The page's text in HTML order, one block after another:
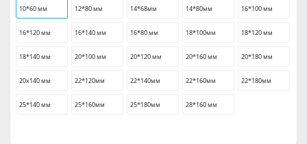
10*60 мм 12*80 мм 14*68мм 14*80мм 16*100 мм
16*120 мм 16*140 мм 16*80 мм 18*100мм 18*120 мм
18*140 мм 20*100 мм 20*120 мм 20*160 мм 20*180 мм
20х140 мм 22*120мм 22*140мм 22*160мм 22*180мм
25*140 мм 25*160мм 25*180мм 28*160 мм